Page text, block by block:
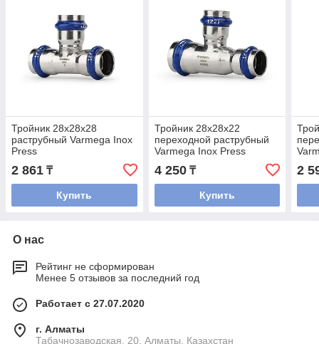
Тройник 28x28x28
раструбный Varmega Inox
Press
2 861 ₸
Купить
Тройник 28x28x22
переходной раструбный
Varmega Inox Press
4 250₸
Купить
2
О нас
Рейтинг не сформирован
Менее 5 отзывов за последний год
Работает с 27.07.2020
г. Алматы
Табачнозаводская, 20, Алматы, Казахстан